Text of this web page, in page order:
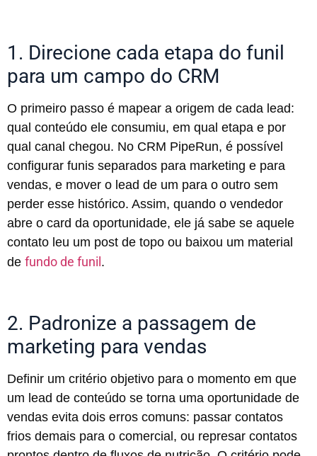
1. Direcione cada etapa do funil
para um campo do CRM
O primeiro passo é mapear a origem de cada lead:
qual conteúdo ele consumiu, em qual etapa e por
qual canal chegou. No CRM PipeRun, é possível
configurar funis separados para marketing e para
vendas, e mover o lead de um para o outro sem
perder esse histórico. Assim, quando o vendedor
abre o card da oportunidade, ele já sabe se aquele
contato leu um post de topo ou baixou um material
de fundo de funil .
2. Padronize a passagem de
marketing para vendas
Definir um critério objetivo para o momento em que
um lead de conteúdo se torna uma oportunidade de
vendas evita dois erros comuns: passar contatos
frios demais para o comercial, ou represar contatos